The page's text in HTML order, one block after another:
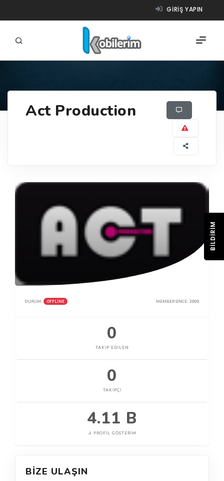
GIRIŞ YAPIN
ÜRÜNLER
Act Production
DURUM: OFFLINE MEMBER SINCE: 2009
0
TAKIP EDILEN
0
TAKIPÇI
4.11 B
PROFIL GÖSTERIM
BIZE ULAŞIN
BILDIRIM